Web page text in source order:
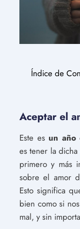
Índice de
Aceptar el
Este es un año
es tener la
primero y más
sobre el amor
Esto significa
bien como si
mal, y sin